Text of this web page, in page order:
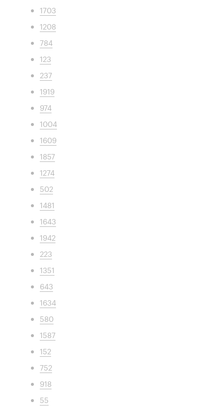
1703
1208
784
123
237
1919
974
1004
1609
1857
1274
502
1481
1643
1942
223
1351
643
1634
580
1587
152
752
918
55